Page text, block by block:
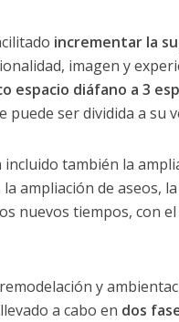
incrementar la
imagen y
espacio diáfano a 3
puede ser dividida a su
también la
ampliación de aseos,
nuevos tiempos, con
y
a cabo en dos